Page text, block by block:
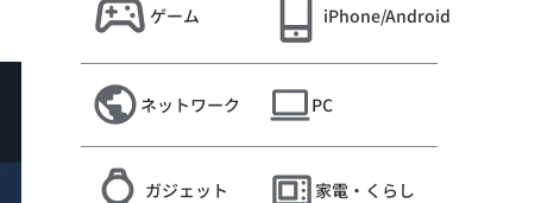
ゲーム iPhone/Android
ネットワーク PC
ガジェット 家電・くらし